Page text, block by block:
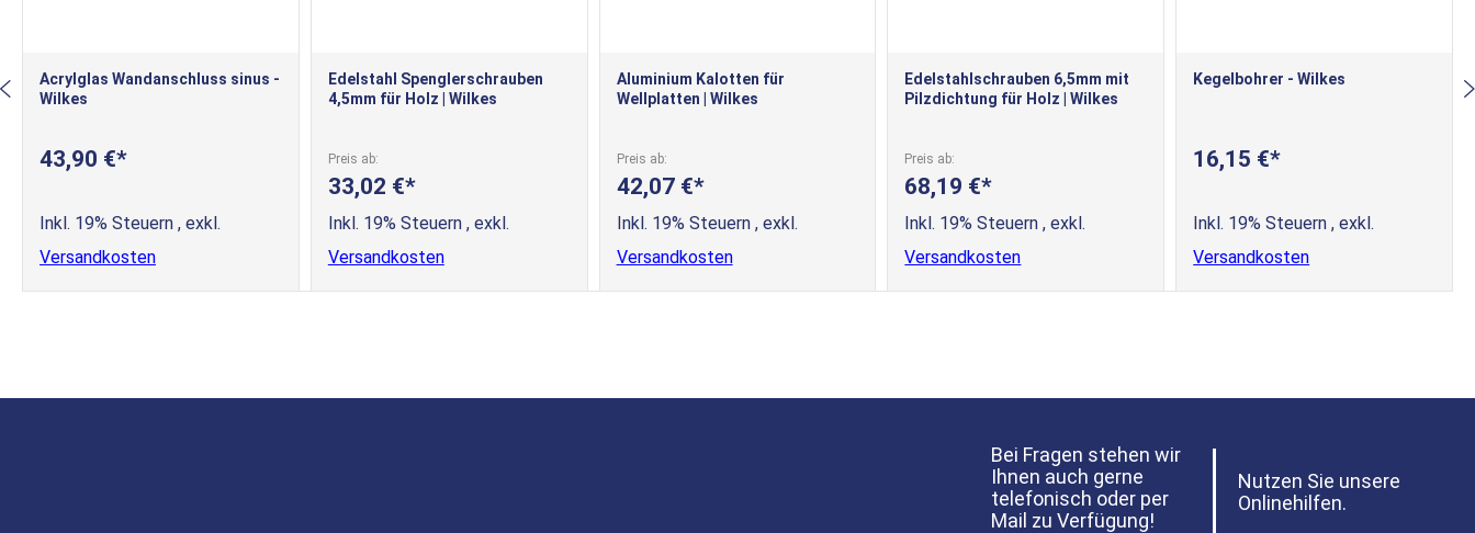
Acrylglas Wandanschluss sinus -
Wilkes
43,90 €
Inkl. 19% Steuern , exkl.
Versandkosten
Edelstahl Spenglerschrauben
4,5mm für Holz | Wilkes
Preis ab
33,02 €
Inkl. 19% Steuern , exkl.
Versandkosten
Aluminium Kalotten für
Wellplatten | Wilkes
Preis ab
42,07 €
Inkl. 19% Steuern , exkl.
Versandkosten
Edelstahlschrauben 6,5mm mit
Pilzdichtung für Holz | Wilkes
Preis ab
68,19 €
Inkl. 19% Steuern, exkl.
Versandkosten
Kegelbohrer - Wilkes
16,15 €
Inkl. 19% Steuern, exkl.
Versandkosten
Bei Fragen stehen wir
Ihnen auch gerne
telefonisch oder per
Mail zu Verfügung!
Nutzen Sie unsere
Onlinehilfen.